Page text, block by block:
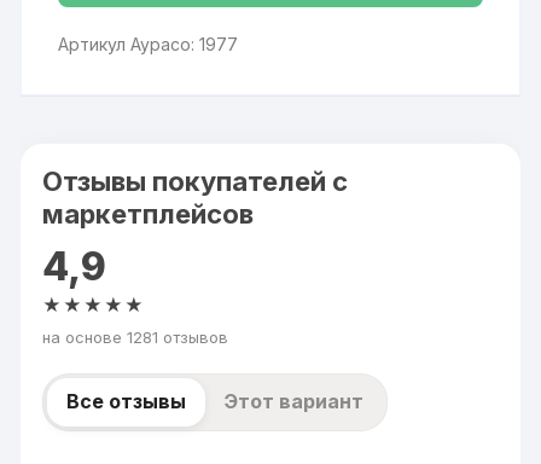
Артикул Аурасо: 1977
Отзывы покупателей с
маркетплейсов
4,9
★★★★★
на основе 1281 отзывов
Все отзывы Этот вариант